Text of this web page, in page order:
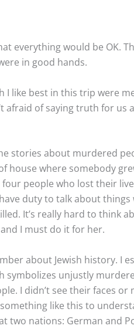
everything would be OK.
in good hands.
I like best in this trip were
afraid of saying truth for us
stories about murdered
house where somebody
people who lost their
duty to talk about things
It’s really hard to think
I must do it for her.
about Jewish history. I
unjustly
I didn’t see their faces
like this to
two nations: German and